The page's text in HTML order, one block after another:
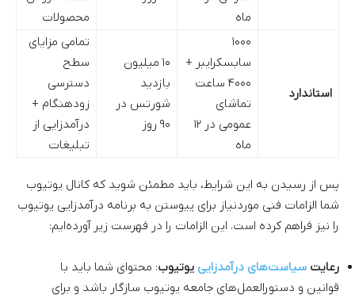
ماه
محصولات
استاندارد
۱۰۰۰
سابسکرایبر +
۴۰۰۰ ساعت
تماشای
عمومی در ۱۲
ماه
۱۰ میلیون
بازدید
شورتس در
۹۰ روز
تمامی مزایای
سطح
دسترسی
زودهنگام +
درآمدزایی از
تبلیغات
پس از رسیدن به این شرایط، باید مطمئن شوید که کانال یوتیوب
شما الزامات فنی موردنیاز برای پیوستن به برنامه درآمدزایی یوتیوب
را نیز فراهم کرده است. این الزامات را در فهرست زیر آورده‌ایم:
رعایت سیاست‌های درآمدزایی یوتیوب: محتوای شما باید با
قوانین و دستورالعمل‌های جامعه یوتیوب سازگار باشد و برای